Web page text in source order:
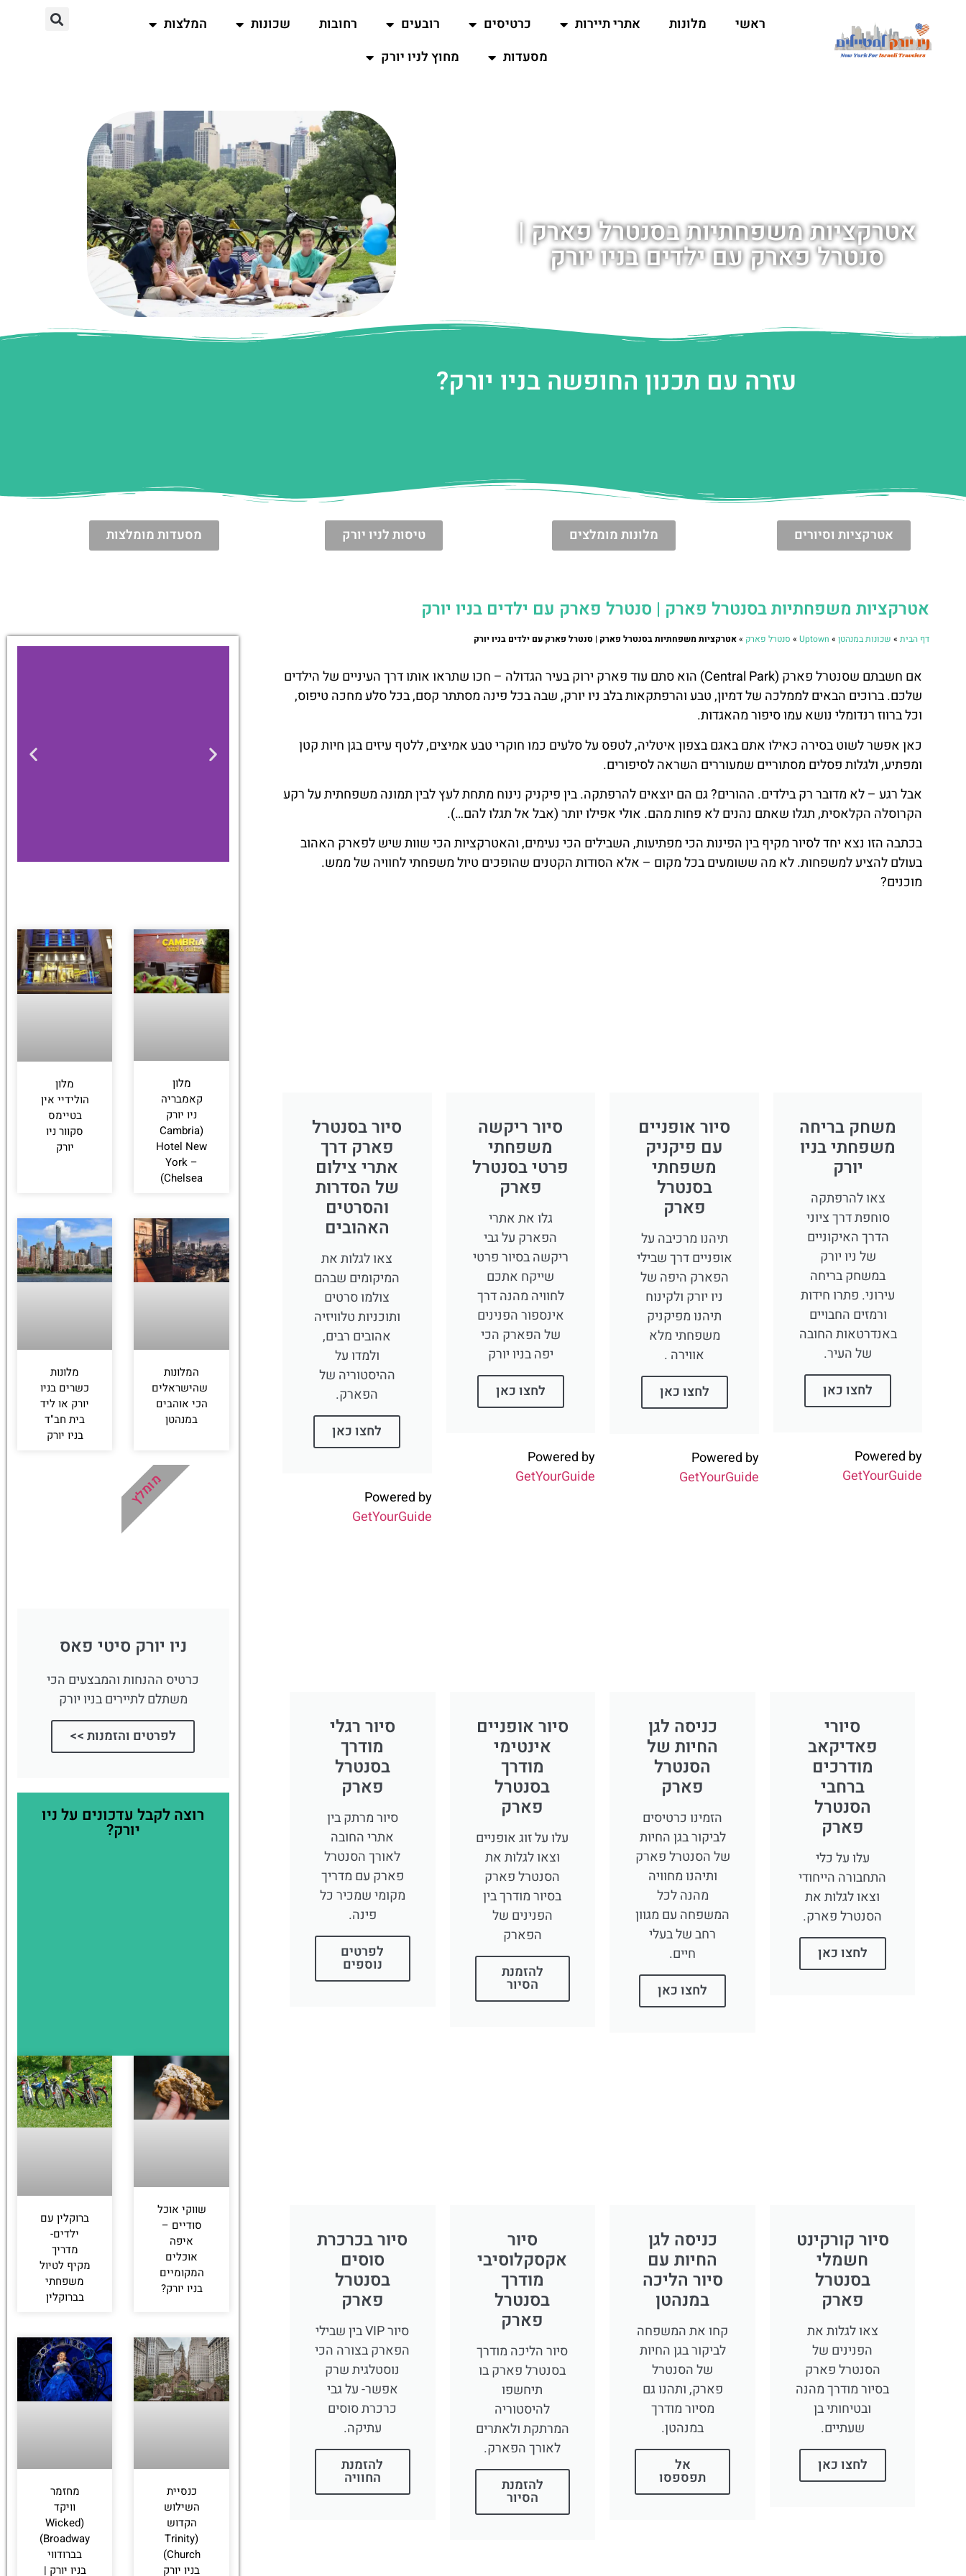
ראשי מלונות אתרי תיירות כרטיסים רובעים רחובות שכונות
המלצות
מסעדות
מחוץ לניו יורק
אטרקציות משפחתיות בסנטרל פארק |
סנטרל פארק עם ילדים בניו יורק
עזרה עם תכנון החופשה בניו יורק?
אטרקציות וסיורים מלונות מומלצים טיסות לניו יורק מסעדות מומלצות
אטרקציות משפחתיות בסנטרל פארק | סנטרל פארק עם ילדים בניו יורק
דף הבית» שכונות במנהטן»
Uptown
» סנטרל פארק »אטרקציות משפחתיות בסנטרל פארק | סנטרל פארק עם ילדים בניו יורק
אם חשבתם שסנטרל פארק (Central Park) הוא סתם עוד פארק ירוק בעיר הגדולה – חכו שתראו אותו דרך העיניים של הילדים
שלכם. ברוכים הבאים לממלכה של דמיון, טבע והרפתקאות בלב ניו יורק, שבה בכל פינה מסתתר קסם, בכל סלע מחכה טיפוס,
וכל ברווז רנדומלי נושא עמו סיפור מהאגדות.
כאן אפשר לשוט בסירה כאילו אתם באגם בצפון איטליה, לטפס על סלעים כמו חוקרי טבע אמיצים, ללטף עיזים בגן חיות קטן
ומפתיע, ולגלות פסלים מסתוריים שמעוררים השראה לסיפורים.
אבל רגע – לא מדובר רק בילדים. ההורים? גם הם יוצאים להרפתקה. בין פיקניק נינוח מתחת לעץ לבין תמונה משפחתית על רקע
הקרוסלה הקלאסית, תגלו שאתם נהנים לא פחות מהם. אולי אפילו יותר (אבל אל תגלו להם…).
בכתבה הזו נצא יחד לסיור מקיף בין הפינות הכי מפתיעות, השבילים הכי נעימים, והאטרקציות הכי שוות שיש לפארק האהוב
בעולם להציע למשפחות. לא מה ששומעים בכל מקום – אלא הסודות הקטנים שהופכים טיול משפחתי לחוויה של ממש.
מוכנים?
משחק בריחה
משפחתי בניו
יורק
צאו להרפתקה
סוחפת דרך ציוני
הדרך האיקוניים
של ניו יורק
במשחק בריחה
עירוני. פתרו חידות
ורמזים החבויים
באנדרטאות החובה
של העיר.
לחצו כאן
Powered by
GetYourGuide
סיור אופניים
עם פיקניק
משפחתי
בסנטרל
פארק
תיהנו מרכיבה על
אופניים דרך שבילי
הפארק היפה של
ניו יורק ולקינוח
תיהנו מפיקניק
משפחתי מלא
אווירה .
לחצו כאן
Powered by
GetYourGuide
סיור ריקשה
משפחתי
פרטי בסנטרל
פארק
גלו את אתרי
הפארק על גבי
ריקשה בסיור פרטי
שייקח אתכם
לחוויה מהנה דרך
אינספור הפנינים
של הפארק הכי
יפה בניו יורק
לחצו כאן
Powered by
GetYourGuide
סיור בסנטרל
פארק דרך
אתרי צילום
של הסדרות
והסרטים
האהובים
צאו לגלות את
המיקומים שבהם
צולמו סרטים
ותוכניות טלוויזיה
אהובים רבים,
ולמדו על
ההיסטוריה של
הפארק.
לחצו כאן
Powered by
GetYourGuide
סיורי
פאדיקאב
מודרכים
ברחבי
הסנטרל
פארק
עלו על כלי
התחבורה הייחודי
וצאו לגלות את
הסנטרל פארק.
לחצו כאן
כניסה לגן
החיות של
הסנטרל
פארק
הזמינו כרטיסים
לביקור בגן החיות
של הסנטרל פארק
ותיהנו מחוויה
מהנה לכל
המשפחה עם מגוון
רחב של בעלי
חיים.
לחצו כאן
סיור אופניים
אינטימי
מודרך
בסנטרל
פארק
עלו על זוג אופניים
וצאו לגלות את
הסנטרל פארק
בסיור מודרך בין
הפנינים של
הפארק
להזמנת
הסיור
סיור רגלי
מודרך
בסנטרל
פארק
סיור מרתק בין
אתרי החובה
לאורך הסנטרל
פארק עם מדריך
מקומי שמכיר כל
פינה.
לפרטים
נוספים
סיור קורקינט
חשמלי
בסנטרל
פארק
צאו לגלות את
הפנינים של
הסנטרל פארק
בסיור מודרך מהנה
ובטיחותי בן
שעתיים.
לחצו כאן
כניסה לגן
החיות עם
סיור הליכה
במנהטן
קחו את המשפחה
לביקור בגן החיות
של הסנטרל
פארק, ותהנו גם
מסיור מודרך
במנהטן.
אל
תפספסו
סיור
אקסקלוסיבי
מודרך
בסנטרל
פארק
סיור הליכה מודרך
בסנטרל פארק בו
תיחשפו
להיסטוריה
המרתקת ולאתרים
לאורך הפארק.
להזמנת
הסיור
סיור בכרכרת
סוסים
בסנטרל
פארק
סיור VIP בין שבילי
הפארק בצורה הכי
נוסטלגית שרק
אפשר- על גבי
כרכרת סוסים
עתיקה.
להזמנת
החוויה
מציאת מלון
מומלץ?
לחצו
מלון
קאמבריה
ניו יורק
(Cambria
Hotel New
York –
Chelsea)
מלון
הולידיי אין
בטיימס
סקוור ניו
יורק
המלונות
שהישראלים
הכי אוהבים
במנהטן
מלונות
כשרים בניו
יורק או ליד
בית חב"ד
בניו יורק
ניו יורק סיטי פאס
כרטיס ההנחות והמבצעים הכי
משתלם לתיירים בניו יורק
לפרטים והזמנות >>
מומלץ
רוצה לקבל עדכונים על ניו
יורק?
שווקי אוכל
סודיים –
איפה
אוכלים
המקומיים
בניו יורק?
ברוקלין עם
ילדים-
מדריך
מקיף לטיול
משפחתי
בברוקלין
כנסיית
השילוש
הקדוש
(Trinity
Church)
בניו יורק
מחזמר
וויקד
(Wicked
Broadway)
בברודווי
בניו יורק |